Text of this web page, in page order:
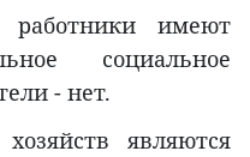
работники имеют
социальное
- нет.
являются